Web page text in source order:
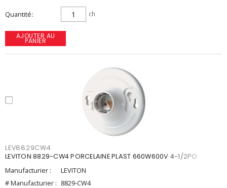
Quantité ch
AJOUTER AU
PANIER
LEV8829CW4
LEVITON 8829-CW4 PORCELAINE PLAST 660W600V 4-1/2PO
Manufacturier :
LEVITON
# Manufacturier : 8829-CW4